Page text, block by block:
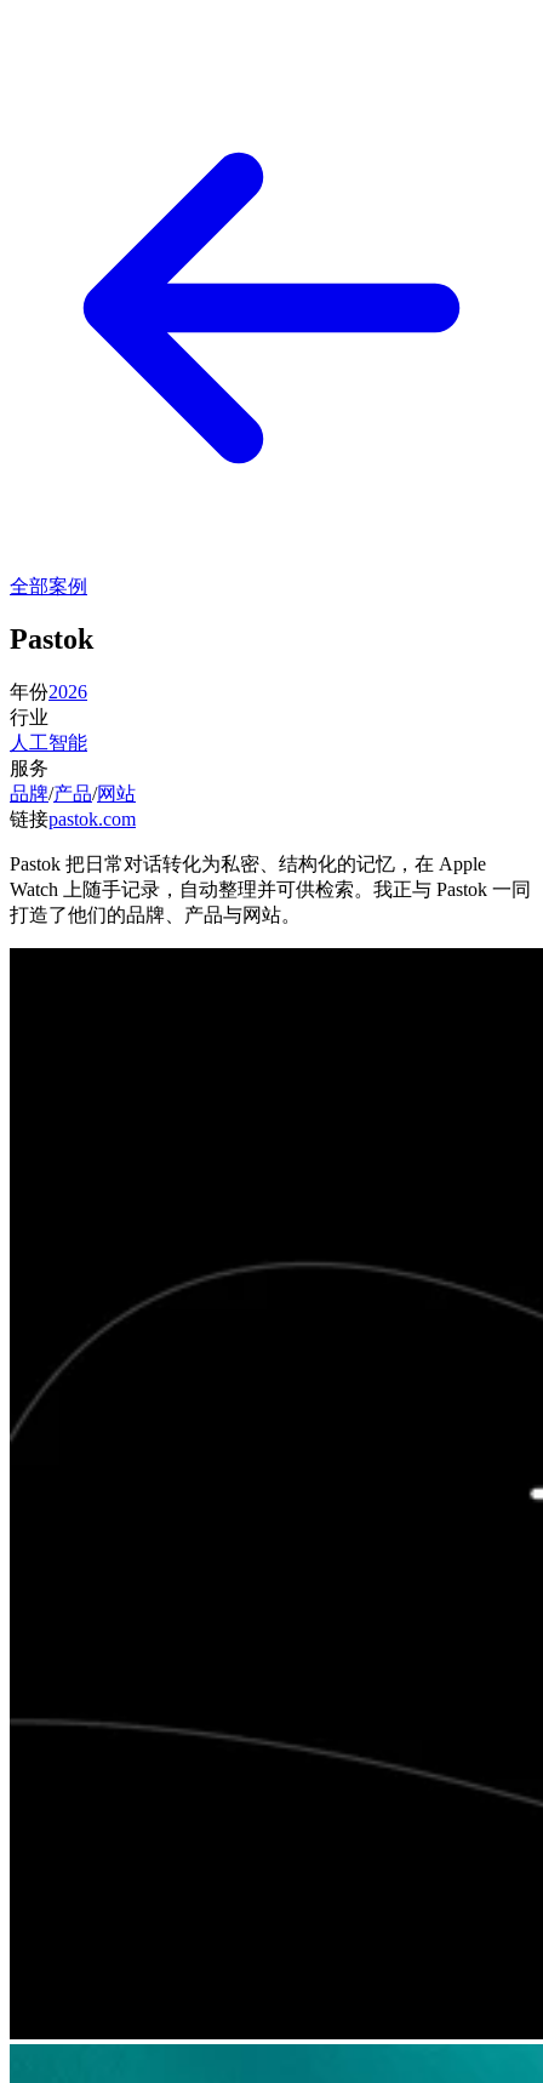
全部案例
Pastok
年份2026
行业
人工智能
服务
品牌/产品/网站
链接pastok.com
Pastok 把日常对话转化为私密、结构化的记忆，在 Apple
Watch 上随手记录，自动整理并可供检索。我正与 Pastok 一同
打造了他们的品牌、产品与网站。